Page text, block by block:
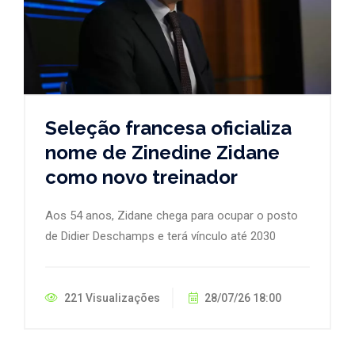
Seleção francesa oficializa
nome de Zinedine Zidane
como novo treinador
Aos 54 anos, Zidane chega para ocupar o posto
de Didier Deschamps e terá vínculo até 2030
221 Visualizações 28/07/26 18:00